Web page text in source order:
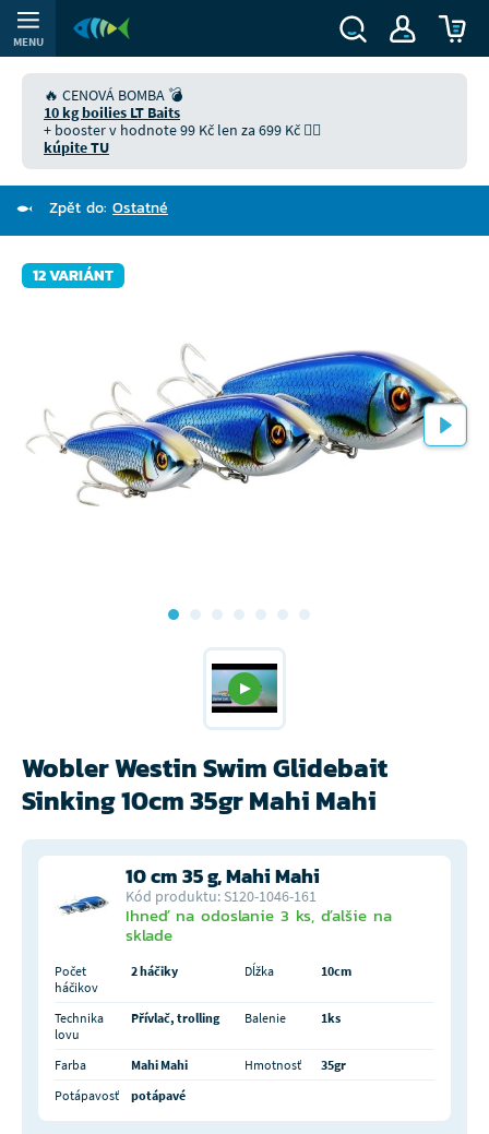
MENU
🔥 CENOVÁ BOMBA 💣
10 kg boilies LT Baits
+ booster v hodnote 99 Kč len za 699 Kč 👉🏻
kúpite TU
Zpět do: Ostatné
12 VARIÁNT
Wobler Westin Swim Glidebait
Sinking 10cm 35gr Mahi Mahi
10 cm 35 g, Mahi Mahi
Kód produktu: S120-1046-161
Ihneď na odoslanie 3 ks, ďalšie na
sklade
Počet
háčikov
2 háčiky Dĺžka 10cm
Technika
lovu
Přívlač, trolling Balenie 1ks
Farba Mahi Mahi Hmotnosť
35gr
Potápavosť
potápavé